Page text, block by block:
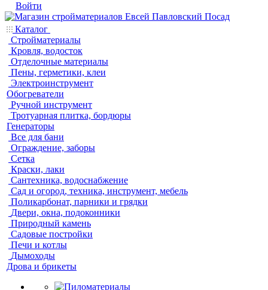
Войти
Каталог
Стройматериалы
Кровля, водосток
Отделочные материалы
Пены, герметики, клеи
Электроинструмент
Обогреватели
Ручной инструмент
Тротуарная плитка, бордюры
Генераторы
Все для бани
Ограждение, заборы
Сетка
Краски, лаки
Сантехника, водоснабжение
Сад и огород, техника, инструмент, мебель
Поликарбонат, парники и грядки
Двери, окна, подоконники
Природный камень
Садовые постройки
Печи и котлы
Дымоходы
Дрова и брикеты